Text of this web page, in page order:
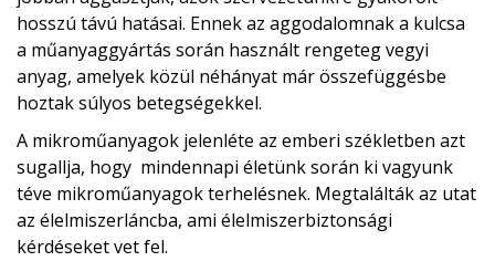
hosszú távú hatásai. Ennek az aggodalomnak a kulcsa
a műanyaggyártás során használt rengeteg vegyi
anyag, amelyek közül néhányat már összefüggésbe
hoztak súlyos betegségekkel.
A mikroműanyagok jelenléte az emberi székletben azt
sugallja, hogy mindennapi életünk során ki vagyunk
téve mikroműanyagok terhelésnek. Megtalálták az utat
az élelmiszerláncba, ami élelmiszerbiztonsági
kérdéseket vet fel.